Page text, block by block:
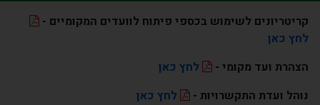
קריטריונים לשימוש בכספי פיתוח לוועדים המקומיים -
לחץ כאן
הצהרת ועד מקומי -
לחץ כאן
נוהל ועדת התקשרויות -
לחץ כאן